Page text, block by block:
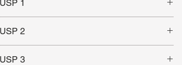
USP 1
USP 2
USP 3